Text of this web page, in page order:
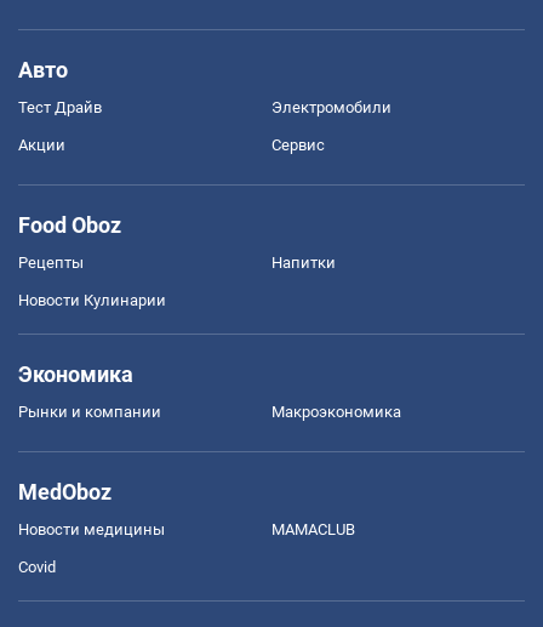
Авто
Тест Драйв Электромобили
Акции Сервис
Food Oboz
Рецепты Напитки
Новости Кулинарии
Экономика
Рынки и компании Mакроэкономика
MedOboz
Новости медицины MAMACLUB
Covid